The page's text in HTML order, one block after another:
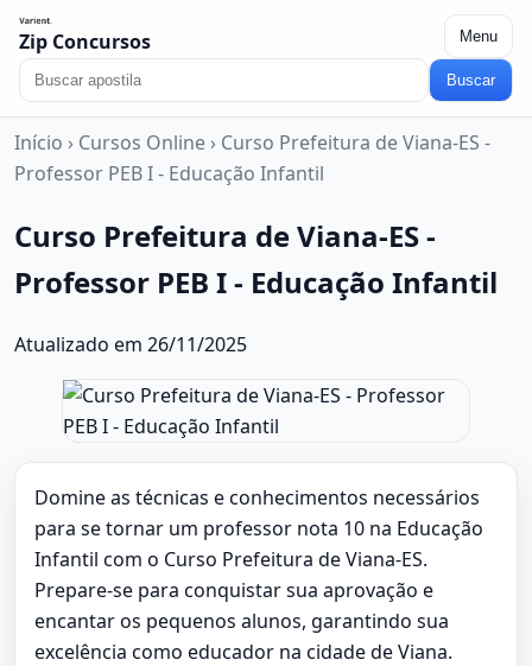
Zip Concursos Menu
Buscar
Início › Cursos Online › Curso Prefeitura de Viana-ES -
Professor PEB I - Educação Infantil
Curso Prefeitura de Viana-ES -
Professor PEB I - Educação Infantil
Atualizado em 26/11/2025
Domine as técnicas e conhecimentos necessários
para se tornar um professor nota 10 na Educação
Infantil com o Curso Prefeitura de Viana-ES.
Prepare-se para conquistar sua aprovação e
encantar os pequenos alunos, garantindo sua
excelência como educador na cidade de Viana.